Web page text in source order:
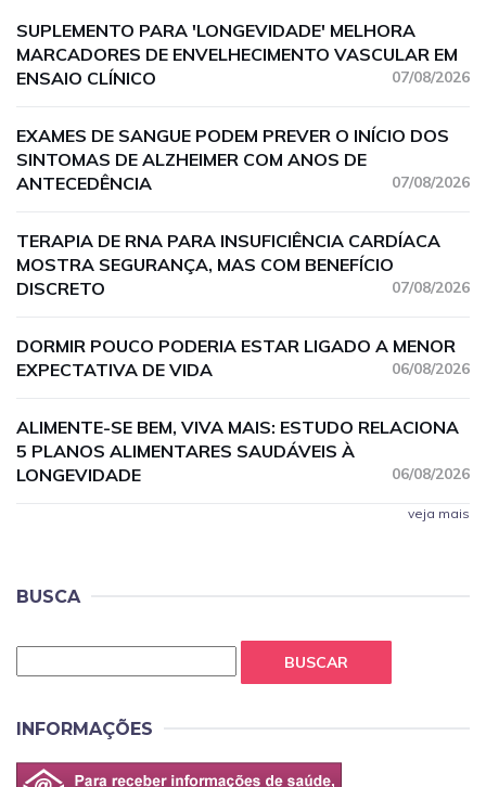
SUPLEMENTO PARA 'LONGEVIDADE' MELHORA
MARCADORES DE ENVELHECIMENTO VASCULAR EM
ENSAIO CLÍNICO
07/08/2026
EXAMES DE SANGUE PODEM PREVER O INÍCIO DOS
SINTOMAS DE ALZHEIMER COM ANOS DE
ANTECEDÊNCIA
07/08/2026
TERAPIA DE RNA PARA INSUFICIÊNCIA CARDÍACA
MOSTRA SEGURANÇA, MAS COM BENEFÍCIO
DISCRETO
07/08/2026
DORMIR POUCO PODERIA ESTAR LIGADO A MENOR
EXPECTATIVA DE VIDA
06/08/2026
ALIMENTE-SE BEM, VIVA MAIS: ESTUDO RELACIONA
5 PLANOS ALIMENTARES SAUDÁVEIS À
LONGEVIDADE
06/08/2026
veja mais
BUSCA
BUSCAR
INFORMAÇÕES